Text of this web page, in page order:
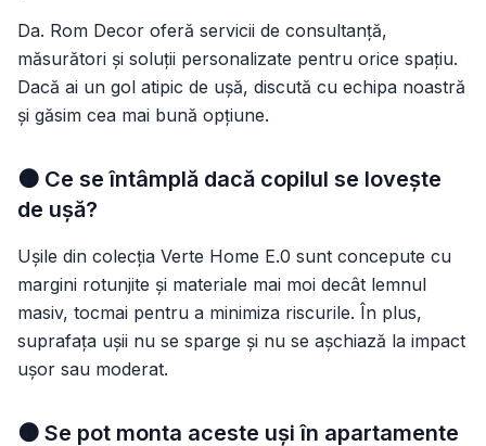
Da. Rom Decor oferă servicii de consultanță,
măsurători și soluții personalizate pentru orice spațiu.
Dacă ai un gol atipic de ușă, discută cu echipa noastră
și găsim cea mai bună opțiune.
🟠 Ce se întâmplă dacă copilul se lovește
de ușă?
Ușile din colecția Verte Home E.0 sunt concepute cu
margini rotunjite și materiale mai moi decât lemnul
masiv, tocmai pentru a minimiza riscurile. În plus,
suprafața ușii nu se sparge și nu se așchiază la impact
ușor sau moderat.
🟠 Se pot monta aceste uși în apartamente